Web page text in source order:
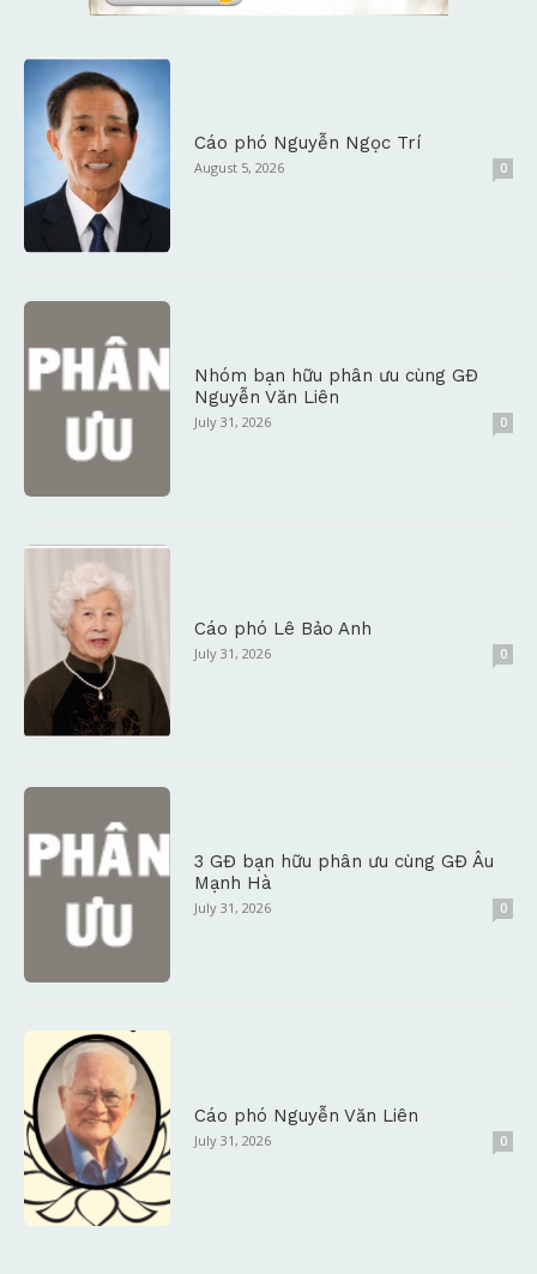
Cáo phó Nguyễn Ngọc Trí
August 5, 2026 0
Nhóm bạn hữu phân ưu cùng GĐ
Nguyễn Văn Liên
July 31, 2026 0
Cáo phó Lê Bảo Anh
July 31, 2026 0
3 GĐ bạn hữu phân ưu cùng GĐ Âu
Mạnh Hà
July 31, 2026 0
Cáo phó Nguyễn Văn Liên
July 31, 2026 0